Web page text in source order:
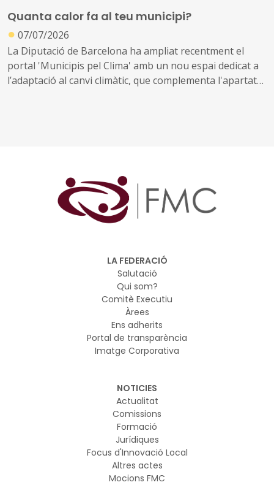
Quanta calor fa al teu municipi?
● 07/07/2026
La Diputació de Barcelona ha ampliat recentment el
portal 'Municipis pel Clima' amb un nou espai dedicat a
l’adaptació al canvi climàtic, que complementa l'apartat
boscos, el territori i l'augment del nivell del mar
LA FEDERACIÓ
Salutació
Qui som?
Comitè Executiu
Àrees
Ens adherits
Portal de transparència
Imatge Corporativa
NOTICIES
Actualitat
Comissions
Formació
Jurídiques
Focus d'Innovació Local
Altres actes
Mocions FMC